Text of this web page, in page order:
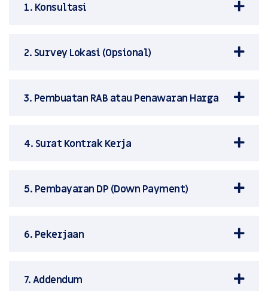
1. Konsultasi
2. Survey Lokasi (Opsional)
3. Pembuatan RAB atau Penawaran Harga
4. Surat Kontrak Kerja
5. Pembayaran DP (Down Payment)
6. Pekerjaan
7. Addendum